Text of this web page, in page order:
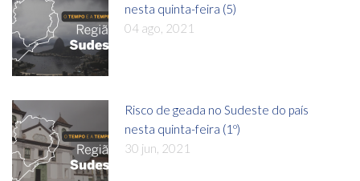
nesta quinta-feira (5)
04 ago, 2021
Risco de geada no Sudeste do país
nesta quinta-feira (1º)
30 jun, 2021